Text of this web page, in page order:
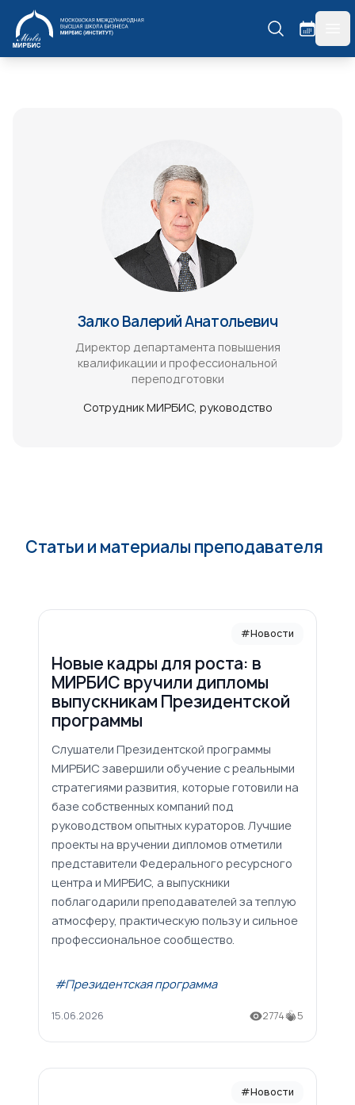
МИРБИС
Залко Валерий Анатольевич
Директор департамента повышения
квалификации и профессиональной
переподготовки
Сотрудник МИРБИС руководство
Статьи и материалы преподавателя
#Новости
Новые кадры для роста: в
МИРБИС вручили дипломы
выпускникам Президентской
программы
Слушатели Президентской программы
МИРБИС завершили обучение с реальными
стратегиями развития, которые готовили на
базе собственных компаний под
руководством опытных кураторов. Лучшие
проекты на вручении дипломов отметили
представители Федерального ресурсного
центра и МИРБИС, а выпускники
поблагодарили преподавателей за теплую
атмосферу, практическую пользу и сильное
профессиональное сообщество.
#Президентская программа
15.06.2026 2774 5
#Новости